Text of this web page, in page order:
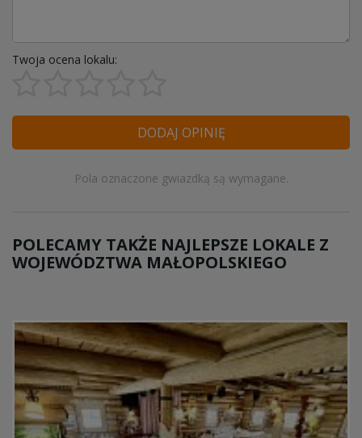
Twoja ocena lokalu:
DODAJ OPINIĘ
Pola oznaczone gwiazdką są wymagane.
POLECAMY TAKŻE NAJLEPSZE LOKALE Z
WOJEWÓDZTWA MAŁOPOLSKIEGO